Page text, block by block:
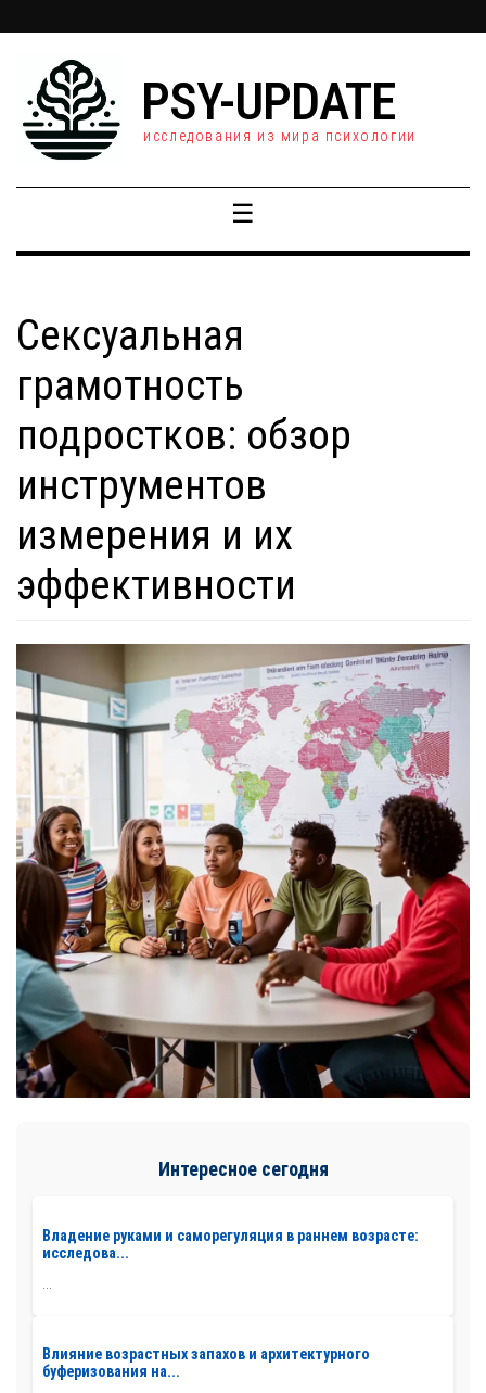
PSY-UPDATE
исследования из мира психологии
☰
Сексуальная
грамотность
подростков: обзор
инструментов
измерения и их
эффективности
Интересное сегодня
Владение руками и саморегуляция в раннем возрасте:
исследова...
Влияние возрастных запахов и архитектурного
буферизования на...